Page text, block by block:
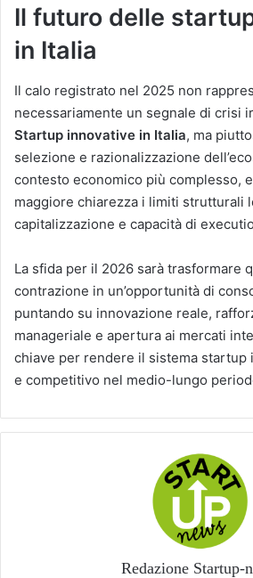
Il futuro delle
in Italia
Il calo registrato nel 2025 non
necessariamente un segnale di crisi
Startup innovative in Italia, ma
selezione e razionalizzazione
contesto economico più complesso,
maggiore chiarezza i limiti strutturali
capitalizzazione e capacità di
La sfida per il 2026 sarà trasformare
contrazione in un’opportunità di
puntando su innovazione reale,
manageriale e apertura ai mercati
chiave per rendere il sistema startup
e competitivo nel medio-lungo
Redazione Startup-